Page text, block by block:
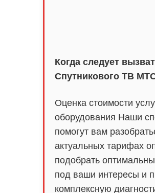
Когда следует
Спутникового ТВ
Оценка стоимости
оборудования Наши
помогут вам
актуальных тарифах
подобрать
под ваши интересы и
комплексную